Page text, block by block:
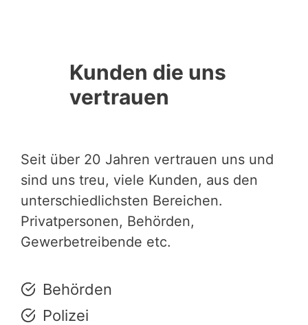
Kunden die uns
vertrauen
Seit über 20 Jahren vertrauen uns und
sind uns treu, viele Kunden, aus den
unterschiedlichsten Bereichen.
Privatpersonen, Behörden,
Gewerbetreibende etc.
Behörden
Polizei